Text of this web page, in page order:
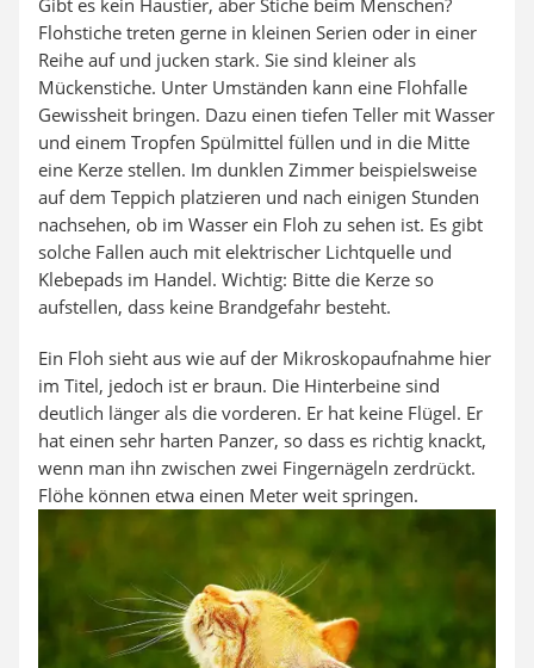
Gibt es kein Haustier, aber Stiche beim Menschen?
Flohstiche treten gerne in kleinen Serien oder in einer
Reihe auf und jucken stark. Sie sind kleiner als
Mückenstiche. Unter Umständen kann eine Flohfalle
Gewissheit bringen. Dazu einen tiefen Teller mit Wasser
und einem Tropfen Spülmittel füllen und in die Mitte
eine Kerze stellen. Im dunklen Zimmer beispielsweise
auf dem Teppich platzieren und nach einigen Stunden
nachsehen, ob im Wasser ein Floh zu sehen ist. Es gibt
solche Fallen auch mit elektrischer Lichtquelle und
Klebepads im Handel. Wichtig: Bitte die Kerze so
aufstellen, dass keine Brandgefahr besteht.
Ein Floh sieht aus wie auf der Mikroskopaufnahme hier
im Titel, jedoch ist er braun. Die Hinterbeine sind
deutlich länger als die vorderen. Er hat keine Flügel. Er
hat einen sehr harten Panzer, so dass es richtig knackt,
wenn man ihn zwischen zwei Fingernägeln zerdrückt.
Flöhe können etwa einen Meter weit springen.